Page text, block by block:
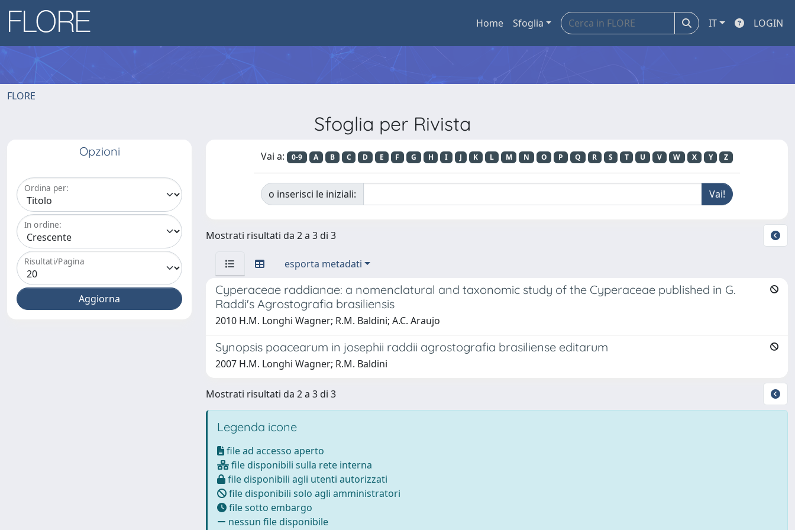
Home Sfoglia IT LOGIN
FLORE
Sfoglia per Rivista
Opzioni
Ordina per:
In ordine:
Risultati/Pagina
Vai a: 0-9 A B C D E F G H I J K L M N O P Q R S T U V W X Y Z
o inserisci le iniziali:
Mostrati risultati da 2 a 3 di 3
esporta metadati
Cyperaceae raddianae: a nomenclatural and taxonomic study of the Cyperaceae published in G.
Raddi's Agrostografia brasiliensis
2010 H.M. Longhi Wagner; R.M. Baldini; A.C. Araujo
Synopsis poacearum in josephii raddii agrostografia brasiliense editarum
2007 H.M. Longhi Wagner; R.M. Baldini
Mostrati risultati da 2 a 3 di 3
Legenda icone
file ad accesso aperto
file disponibili sulla rete interna
file disponibili agli utenti autorizzati
file disponibili solo agli amministratori
file sotto embargo
nessun file disponibile